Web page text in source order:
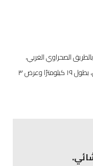
الصحراوي الغربي،
مروراً بالأراضي الزراعية الشرقية والغربية ونهر النيل، بطول ١٩ كيلومترًا وعرض ٣